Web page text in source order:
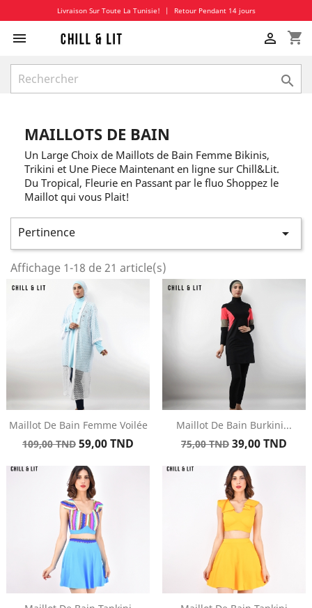
Livraison Sur Toute La Tunisie! | Retour Pendant 14 jours
 shopping_cart


MAILLOTS DE BAIN
Un Large Choix de Maillots de Bain Femme Bikinis,
Trikini et Une Piece Maintenant en ligne sur Chill&Lit.
Du Tropical, Fleurie en Passant par le fluo Shoppez le
Maillot qui vous Plait!
Pertinence 
Affichage 1-18 de 21 article(s)
Maillot De Bain Femme Voilée
Prix
base
109,00 TND Prix
59,00 TND
Maillot De Bain Burkini...
Prix
base
75,00 TND Prix
39,00 TND